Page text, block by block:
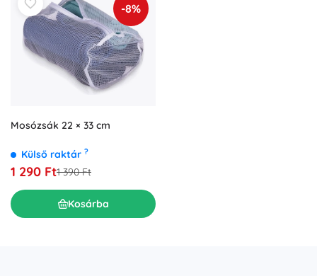
-8%
Mosózsák 22 × 33 cm
Külső raktár ?
1 290 Ft1 390 Ft
Kosárba